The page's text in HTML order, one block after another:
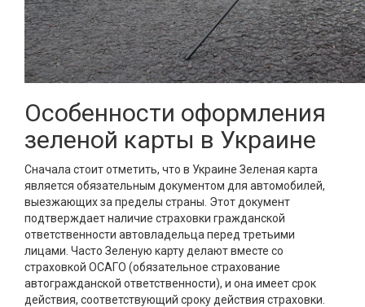
Особенности оформления
зеленой карты в Украине
Сначала стоит отметить, что в Украине Зеленая карта
является обязательным документом для автомобилей,
выезжающих за пределы страны. Этот документ
подтверждает наличие страховки гражданской
ответственности автовладельца перед третьими
лицами. Часто Зеленую карту делают вместе со
страховкой ОСАГО (обязательное страхование
автогражданской ответственности), и она имеет срок
действия, соответствующий сроку действия страховки.